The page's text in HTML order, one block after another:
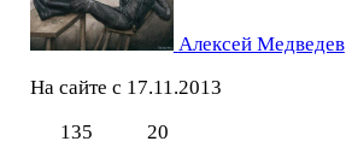
Алексей Медведев
На сайте с 17.11.2013
135
20